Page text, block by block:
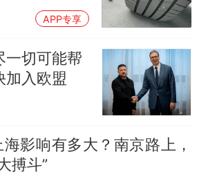
价格高达千
情况通报
APP专享
一切可能帮
加入欧盟
海影响有多大？南京路上，
搏斗”